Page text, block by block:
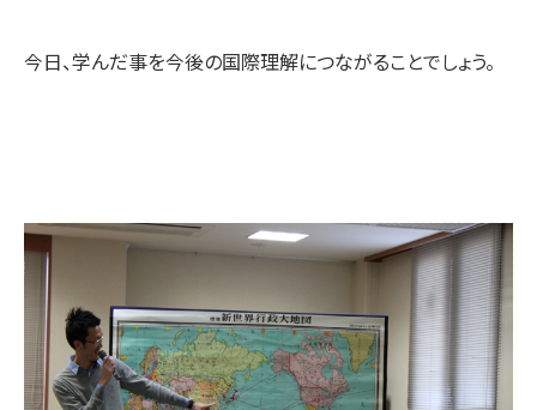
今日、学んだ事を今後の国際理解につながることでしょう。